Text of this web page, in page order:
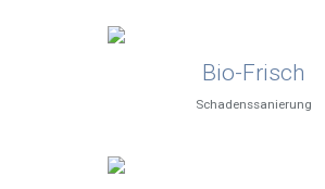
Bio-Frisch
Schadenssanierung